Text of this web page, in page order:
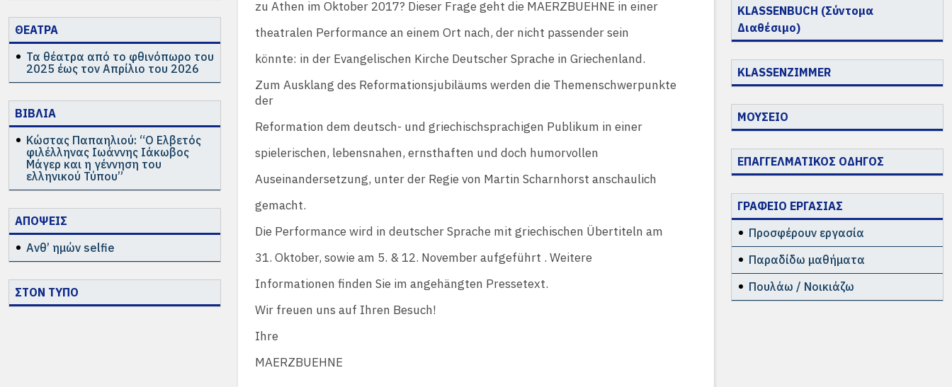
ΘΕΑΤΡΑ
Τα θέατρα από το φθινόπωρο του
2025 έως τον Απρίλιο του 2026
ΒΙΒΛΙΑ
Κώστας Παπαηλιού: “Ο Ελβετός
φιλέλληνας Ιωάννης Ιάκωβος
Μάγερ και η γέννηση του
ελληνικού Τύπου”
ΑΠΟΨΕΙΣ
Ανθ’ ημών selfie
ΣΤΟΝ ΤΥΠΟ
zu Athen im Oktober 2017? Dieser Frage geht die MAERZBUEHNE in einer
theatralen Performance an einem Ort nach, der nicht passender sein
könnte: in der Evangelischen Kirche Deutscher Sprache in Griechenland.
Zum Ausklang des Reformationsjubiläums werden die Themenschwerpunkte
der
Reformation dem deutsch- und griechischsprachigen Publikum in einer
spielerischen, lebensnahen, ernsthaften und doch humorvollen
Auseinandersetzung, unter der Regie von Martin Scharnhorst anschaulich
gemacht.
Die Performance wird in deutscher Sprache mit griechischen Übertiteln am
31. Oktober, sowie am 5. & 12. November aufgeführt . Weitere
Informationen finden Sie im angehängten Pressetext.
Wir freuen uns auf Ihren Besuch!
Ihre
MAERZBUEHNE
KLASSENBUCH (Σύντομα
Διαθέσιμο)
KLASSENZIMMER
ΜΟΥΣΕΙΟ
ΕΠΑΓΓΕΛΜΑΤΙΚΟΣ ΟΔΗΓΟΣ
ΓΡΑΦΕΙΟ ΕΡΓΑΣΙΑΣ
Προσφέρουν εργασία
Παραδίδω μαθήματα
Πουλάω / Νοικιάζω